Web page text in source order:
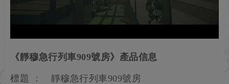
《靜穆急行列車909號房》產品信息
標題 ： 靜穆急行列車909號房